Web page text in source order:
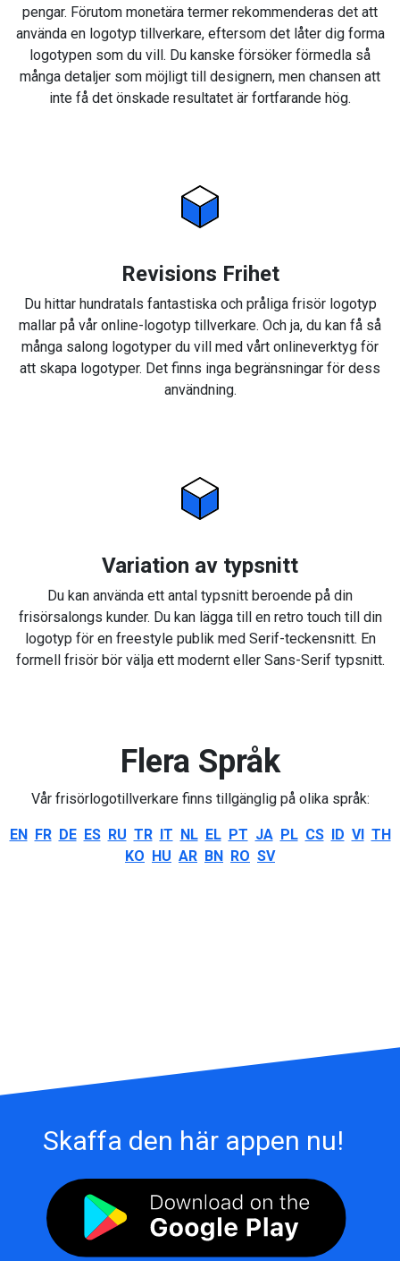
pengar. Förutom monetära termer rekommenderas det att
använda en logotyp tillverkare, eftersom det låter dig forma
logotypen som du vill. Du kanske försöker förmedla så
många detaljer som möjligt till designern, men chansen att
inte få det önskade resultatet är fortfarande hög.
Revisions Frihet
Du hittar hundratals fantastiska och pråliga frisör logotyp
mallar på vår online-logotyp tillverkare. Och ja, du kan få så
många salong logotyper du vill med vårt onlineverktyg för
att skapa logotyper. Det finns inga begränsningar för dess
användning.
Variation av typsnitt
Du kan använda ett antal typsnitt beroende på din
frisörsalongs kunder. Du kan lägga till en retro touch till din
logotyp för en freestyle publik med Serif-teckensnitt. En
formell frisör bör välja ett modernt eller Sans-Serif typsnitt.
Flera Språk
Vår frisörlogotillverkare finns tillgänglig på olika språk:
EN FR DE ES RU TR IT NL EL PT JA PL CS ID VI TH
KO HU AR BN RO SV
Skaffa den här appen nu!